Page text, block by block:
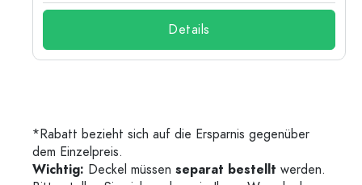
Details
*Rabatt bezieht sich auf die Ersparnis gegenüber
dem Einzelpreis.
Wichtig: Deckel müssen separat bestellt werden.